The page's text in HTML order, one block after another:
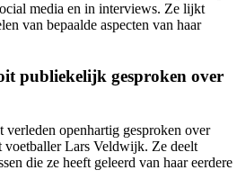
media en in interviews. Ze lijkt
van bepaalde aspecten van haar
publiekelijk gesproken over
verleden openhartig gesproken over
voetballer Lars Veldwijk. Ze deelt
die ze heeft geleerd van haar eerdere